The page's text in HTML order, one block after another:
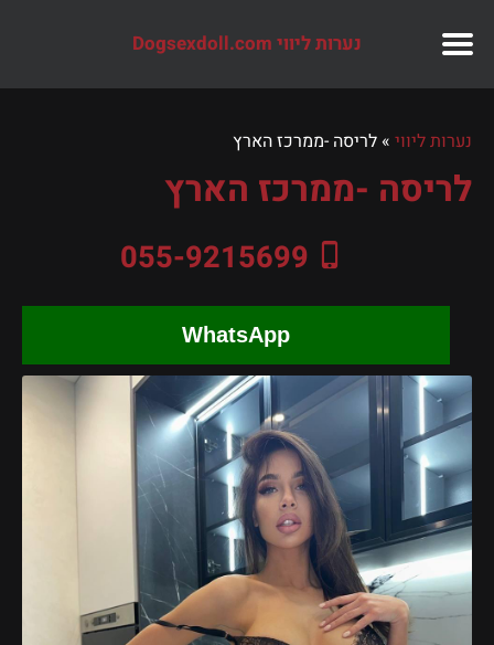
נערות ליווי »לריסה -ממרכז הארץ
לריסה -ממרכז הארץ
055-9215699
WhatsApp
נערות ליווי Dogsexdoll.com